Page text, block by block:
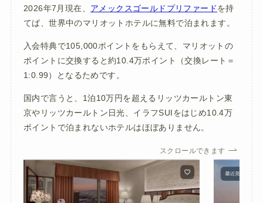
2026年7月現在、 アメックスゴールドプリファードを持
てば、世界中のマリオットホテルに無料で泊まれます。
入会特典で105,000ポイントをもらえて、マリオットの
ポイントに交換すると約10.4万ポイント（交換レート＝
1:0.99）となるためです。
国内で言うと、1泊10万円を超えるリッツカールトン東
京やリッツカールトン日光、イラフSUIをはじめ10.4万
ポイントで泊まれないホテルはほぼありません。
スクロールできます